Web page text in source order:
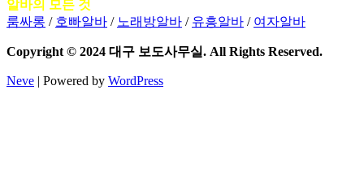
알바의 모든 것
룸싸롱 / 호빠알바 / 노래방알바 / 유흥알바 / 여자알바
Copyright © 2024 대구 보도사무실. All Rights Reserved.
Neve | Powered by WordPress